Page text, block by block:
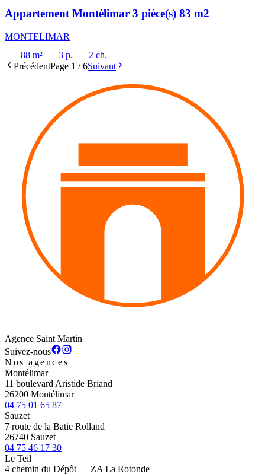
Appartement Montélimar 3 pièce(s) 83 m2
MONTELIMAR
88 m²
3 p.
2 ch.
PrécédentPage 1 /6Suivant
Agence Saint Martin
Suivez-nous
Nos agences
Montélimar
11 boulevard Aristide Briand
26200 Montélimar
04 75 01 65 87
Sauzet
7 route de la Batie Rolland
26740 Sauzet
04 75 46 17 30
Le Teil
4 chemin du Dépôt — ZA La Rotonde